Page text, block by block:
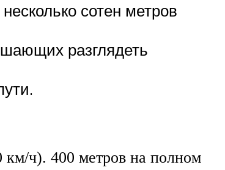
сотен метров
разглядеть
км/ч). 400 метров на полном